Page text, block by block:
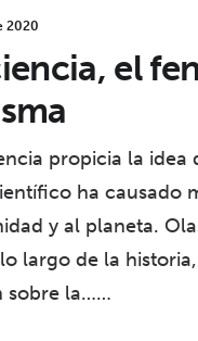
2020
el
propicia la idea
ha causado
y al planeta.
largo de la
sobre la……